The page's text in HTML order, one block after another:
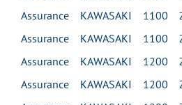
Assurance KAWASAKI 1100
Assurance KAWASAKI 1100
Assurance KAWASAKI 1200
Assurance KAWASAKI 1200